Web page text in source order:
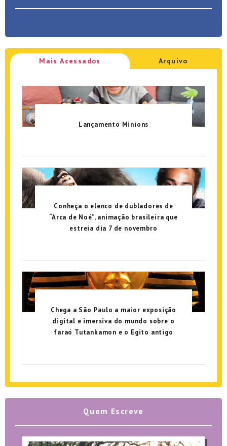
Mais Acessados Arquivo
Lançamento Minions
Conheça o elenco de dubladores de
“Arca de Noé”, animação brasileira que
estreia dia 7 de novembro
Chega a São Paulo a maior exposição
digital e imersiva do mundo sobre o
faraó Tutankamon e o Egito antigo
Quem Escreve